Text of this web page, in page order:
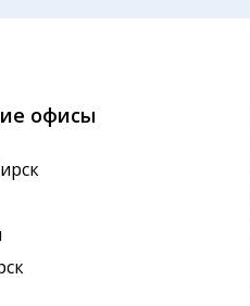
офисы